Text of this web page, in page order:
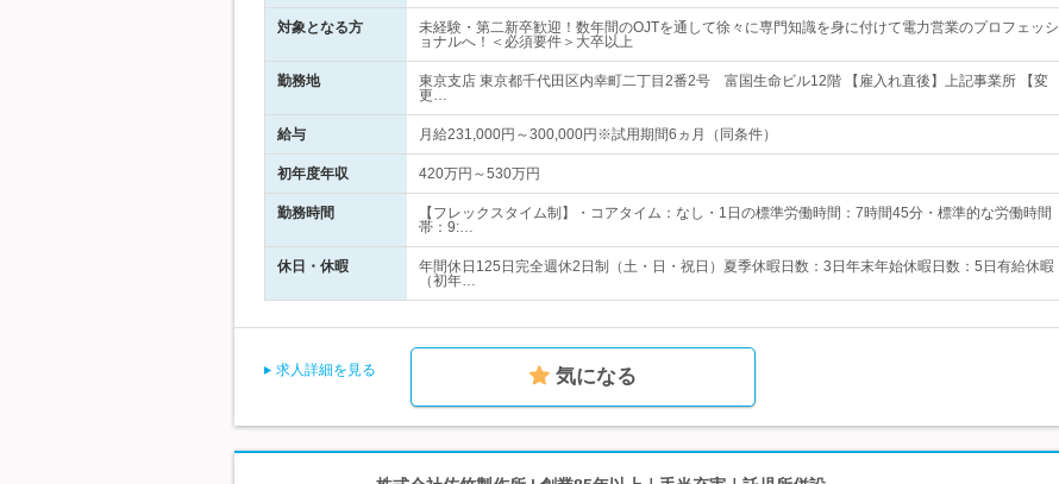
対象となる方
未経験・第二新卒歓迎！数年間のOJTを通して徐々に専門知識を身に付けて電力営業のプロフェッシ
ョナルへ！＜必須要件＞大卒以上
勤務地
東京支店 東京都千代田区内幸町二丁目2番2号 富国生命ビル12階 【雇入れ直後】上記事業所 【変
更…
給与 月給231,000円～300,000円※試用期間6ヵ月（同条件）
初年度年収 420万円～530万円
勤務時間
【フレックスタイム制】・コアタイム：なし・1日の標準労働時間：7時間45分・標準的な労働時間
帯：9:…
休日・休暇
年間休日125日完全週休2日制（土・日・祝日）夏季休暇日数：3日年末年始休暇日数：5日有給休暇
（初年…
求人詳細を見る 気になる